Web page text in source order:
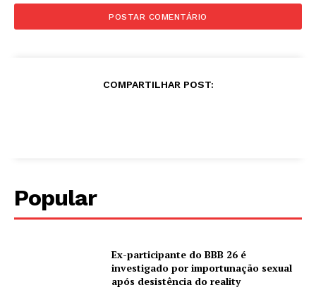
COMPARTILHAR POST:
Popular
Ex-participante do BBB 26 é
investigado por importunação sexual
após desistência do reality